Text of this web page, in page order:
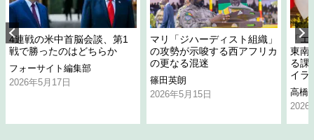
4連戦の米中首脳会談、第1
戦で勝ったのはどちらか
フォーサイト編集部
2026年5月17日
マリ「ジハーディスト組織」
の攻勢が示唆する西アフリカ
の更なる混迷
篠田英朗
2026年5月15日
「
東南
る課
イラ
高橋
2026